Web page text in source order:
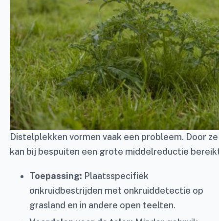
Distelplekken vormen vaak een probleem. Door
kan bij bespuiten een grote middelreductie
Toepassing: Plaatsspecifiek
onkruidbestrijden met onkruiddetectie op
grasland en in andere open teelten.